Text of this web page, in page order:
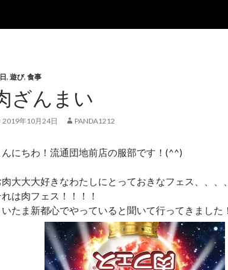
, 遊び, 食事
ざんまい
2019年10月24日 PANDA1212
んにちわ！流通団地前店の服部です！(^^)
肉大大大好きなわたしにとっておきなフェス、、、、
れは肉フェス！！！！
いたま新都心でやっていると聞いて行ってきました